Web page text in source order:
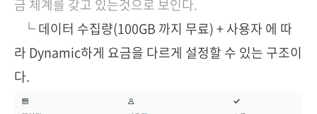
금 체계를 갖고 있는것으로 보인다.
└ 데이터 수집량(100GB 까지 무료) + 사용자 에 따
라 Dynamic하게 요금을 다르게 설정할 수 있는 구조이
다.